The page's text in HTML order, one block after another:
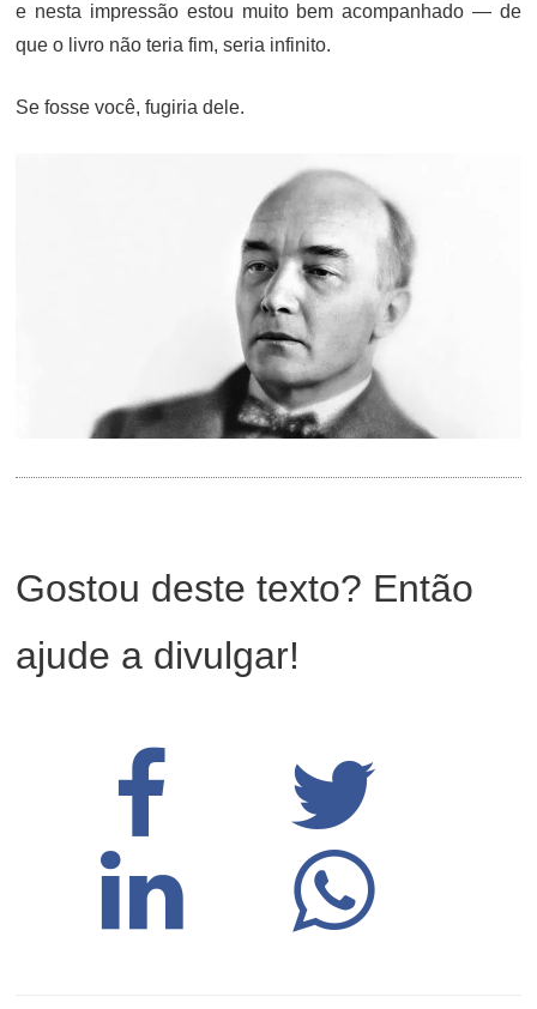
e nesta impressão estou muito bem acompanhado — de
que o livro não teria fim, seria infinito.
Se fosse você, fugiria dele.
Gostou deste texto? Então
ajude a divulgar!